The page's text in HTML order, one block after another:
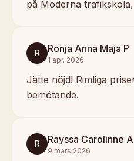
på Moderna
R Ronja Anna Maja P
1 apr. 2026
Jätte nöjd! Rimliga
bemötande.
R Rayssa Carolinne A
9 mars 2026